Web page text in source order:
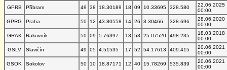
GPRB
Příbram 49 38 18.30189 18 09 10.33695 328.580
22.06.2025
00:00
GPRG
Praha 50 12 43.80558 14 26 3.30466 328.696
28.06.2020
00:00
GRAK
Rakovník 50 09 5.76397 13 53 25.07520 498.235
18.03.2018
00:00
GSLV
Slavičín 49 05 4.51535 17 52 54.17613 409.415
20.06.2021
00:00
GSOK
Sokolov 50 10 18.87171 12 40 15.78269 535.839
20.06.2021
00:00